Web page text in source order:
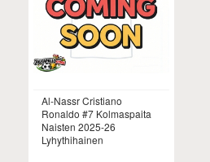
Al-Nassr Cristiano
Ronaldo #7 Kolmaspaita
Naisten 2025-26
Lyhythihainen